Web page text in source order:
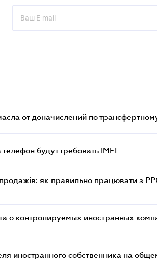
от доначислений по
будут требовать IMEI
продажів: як правильно працювати з
о контролируемых иностранных
иностранного собственника на